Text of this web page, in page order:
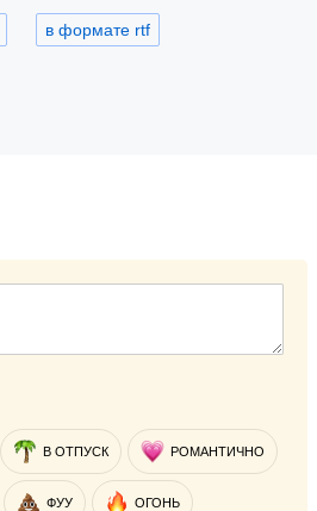
в формате rtf
В ОТПУСК РОМАНТИЧНО
ФУУ ОГОНЬ